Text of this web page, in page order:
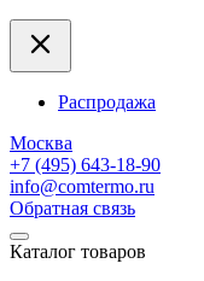
Распродажа
Москва
+7 (495) 643-18-90
info@comtermo.ru
Обратная связь
Каталог товаров